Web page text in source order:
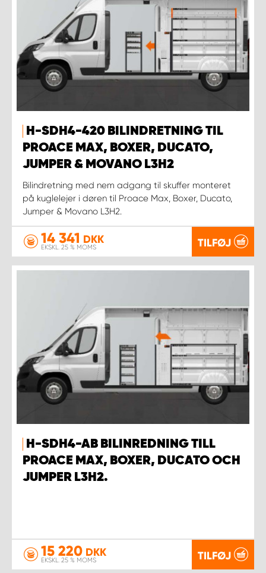
H-SDH4-420 BILINDRETNING TIL
PROACE MAX, BOXER, DUCATO,
JUMPER & MOVANO L3H2
Bilindretning med nem adgang til skuffer monteret
på kuglelejer i døren til Proace Max, Boxer, Ducato,
Jumper & Movano L3H2.
14 341 DKK
EKSKL. 25 % MOMS TILFØJ
H-SDH4-AB BILINREDNING TILL
PROACE MAX, BOXER, DUCATO OCH
JUMPER L3H2.
15 220 DKK
EKSKL. 25 % MOMS TILFØJ